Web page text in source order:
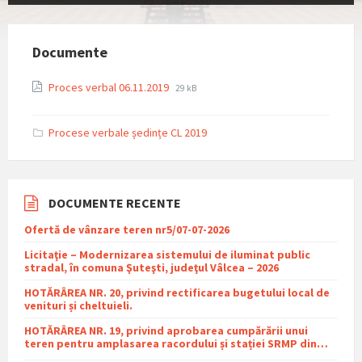
Documente
Proces verbal 06.11.2019 File
File
29 kB
Procese verbale ședințe CL 2019
DOCUMENTE RECENTE
Ofertă de vânzare teren nr5/07-07-2026
Licitaţie – Modernizarea sistemului de iluminat public
stradal, în comuna Şuteşti, judeţul Vâlcea – 2026
HOTĂRÂREA NR. 20, privind rectificarea bugetului local de
venituri și cheltuieli.
HOTĂRÂREA NR. 19, privind aprobarea cumpărării unui
teren pentru amplasarea racordului și stației SRMP din